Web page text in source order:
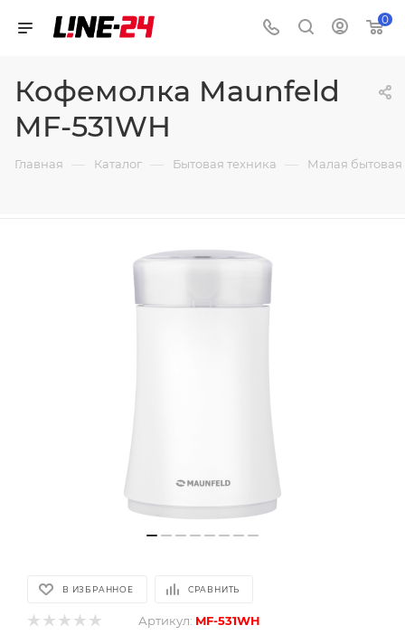
0
Кофемолка Maunfeld
MF-531WH
Главная — Каталог — Бытовая техника — Малая бытовая
В ИЗБРАННОЕ СРАВНИТЬ
Артикул: MF-531WH